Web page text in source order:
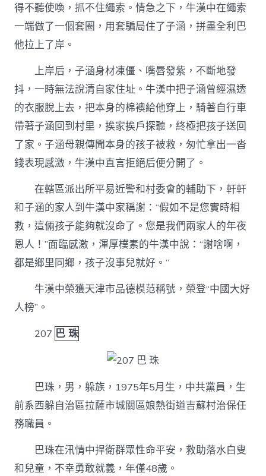
得不聽使喚，抓不住繩索。情急之下，牛漢中在繩索
一端做了一個套圈，用套騙局住了子涵，拼盡全利巴
他拉上了岸。
上岸后，子涵身材凍僵、嘴唇發紫，不斷地發
抖，一時無法說清自家住址。牛漢中把子涵曾經濕透
的衣服脫上去，把本身的棉襖給他穿上，騎著自行車
帶著子涵回到村里，挨家挨戶探聽，終極把孩子送回
了家。子涵母親傳聞本身的孩子被救，匆忙拿出一沓
錢表現感激，牛漢中直言拒絕后便分開了。
在轄區派出所平易近警和村委會的輔助下，軒軒
和子涵的家人到牛漢中家稱謝：“假如不是您實時相
救，這倆孩子能夠就沒命了。您是我們兩家人的年夜
恩人！”面臨感激，渾厚樸素的牛漢中說：“謝啥啊，
都是鄉里同鄉，孩子沒事兒就好。”
牛漢中榮獲天津市品德模范稱號，榮登“中國大好
人榜”。
207 巴 珠
巴珠，男，躲族，1975年5月生，中共黨員，生
前系西躲自治區拉薩市城關區娘熱街道吉蘇村治保任
務職員。
巴珠在汛情中捍衛群眾性命平安，救助落水白叟
和兒童，不幸勇敢就義，年僅48歲。